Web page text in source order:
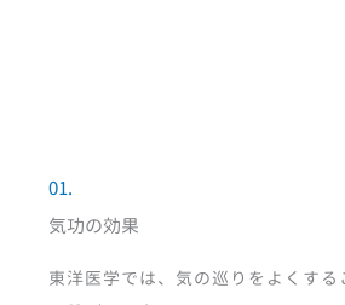
01.
気功の効果
東洋医学では、気の巡りをよくする